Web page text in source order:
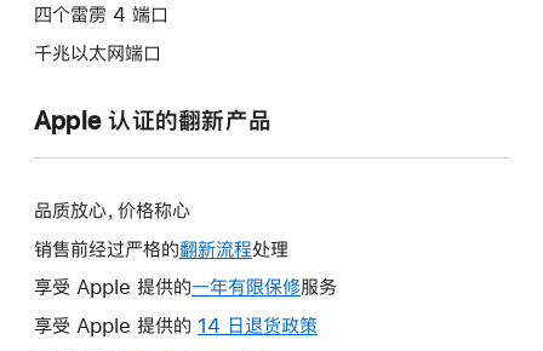
四个雷雳 4 端口
千兆以太网端口
Apple 认证的翻新产品
品质放心，价格称心
销售前经过严格的翻新流程处理
享受 Apple 提供的一年有限保修此
操
服务
享受 Apple 提供的 14 日退货政策